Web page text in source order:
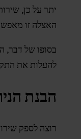
יתר על כן,
האצלה זו
בסופו של דבר,
להעלות את
הבנת
רוצה לספק